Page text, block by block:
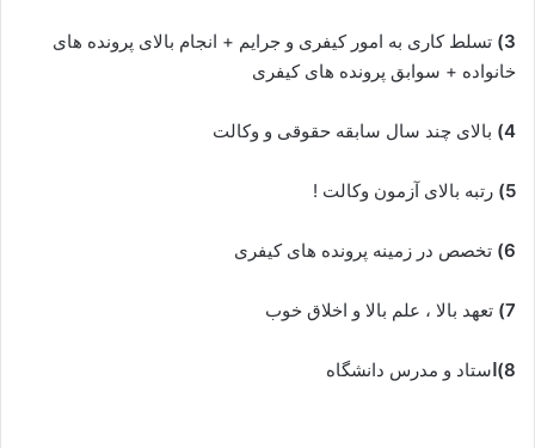
3) تسلط کاری به امور کیفری و جرایم + انجام بالای پرونده های
خانواده + سوابق پرونده های کیفری
4) بالای چند سال سابقه حقوقی و وکالت
5) رتبه بالای آزمون وکالت !
6) تخصص در زمینه پرونده های کیفری
7) تعهد بالا ، علم بالا و اخلاق خوب
8)ا ستاد و مدرس دانشگاه